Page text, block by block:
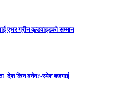
एभर ग्रीन वल्र्डवाइडको सम्मान
किन बनेन?-रमेश बजगाई